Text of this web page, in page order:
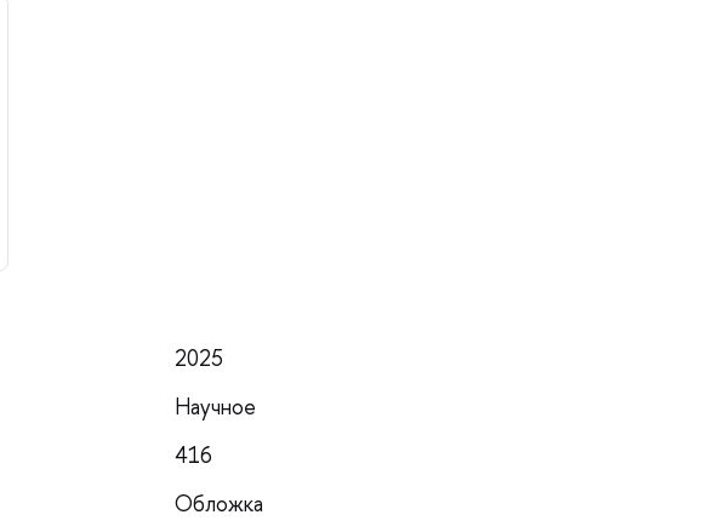
2025
Научное
416
Обложка